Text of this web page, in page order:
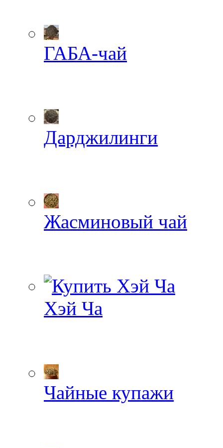
ГАБА-чай
Дарджилинги
Жасминовый чай
Хэй Ча
Чайные купажи